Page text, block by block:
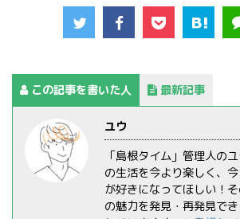
この記事を書いた人 最新記事
ユウ
「島根タイム」管理人の
の生活を今より楽しく、
が好きになってほしい！
の魅力を発見・再発見で